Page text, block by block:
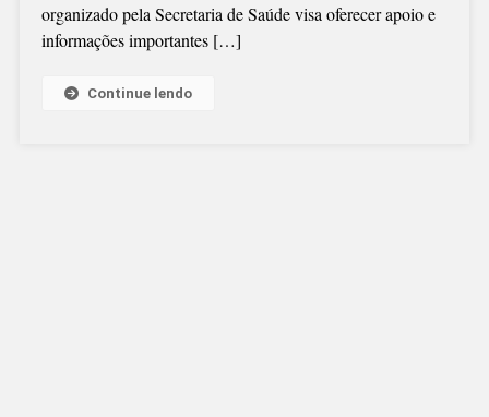
“DE
organizado pela Secretaria de Saúde visa oferecer apoio e
informações importantes […]
Continue lendo